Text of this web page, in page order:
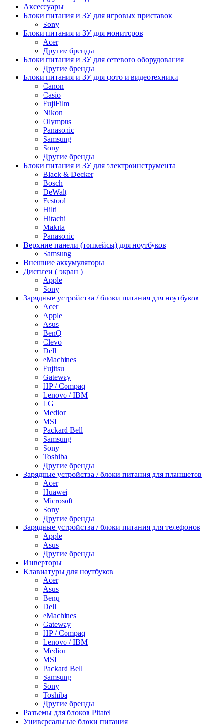
Аксессуары
Блоки питания и ЗУ для игровых приставок
Sony
Блоки питания и ЗУ для мониторов
Acer
Другие бренды
Блоки питания и ЗУ для сетевого оборудования
Другие бренды
Блоки питания и ЗУ для фото и видеотехники
Canon
Casio
FujiFilm
Nikon
Olympus
Panasonic
Samsung
Sony
Другие бренды
Блоки питания и ЗУ для электроинструмента
Black & Decker
Bosch
DeWalt
Festool
Hilti
Hitachi
Makita
Panasonic
Верхние панели (топкейсы) для ноутбуков
Samsung
Внешние аккумуляторы
Дисплеи ( экран )
Apple
Sony
Зарядные устройства / блоки питания для ноутбуков
Acer
Apple
Asus
BenQ
Clevo
Dell
eMachines
Fujitsu
Gateway
HP / Compaq
Lenovo / IBM
LG
Medion
MSI
Packard Bell
Samsung
Sony
Toshiba
Другие бренды
Зарядные устройства / блоки питания для планшетов
Acer
Huawei
Microsoft
Sony
Другие бренды
Зарядные устройства / блоки питания для телефонов
Apple
Asus
Другие бренды
Инверторы
Клавиатуры для ноутбуков
Acer
Asus
Benq
Dell
eMachines
Gateway
HP / Compaq
Lenovo / IBM
Medion
MSI
Packard Bell
Samsung
Sony
Toshiba
Другие бренды
Разъемы для блоков Pitatel
Универсальные блоки питания